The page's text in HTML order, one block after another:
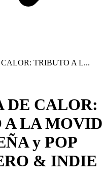
TRIBUTO A L...
DE CALOR:
A LA
y POP
& INDIE